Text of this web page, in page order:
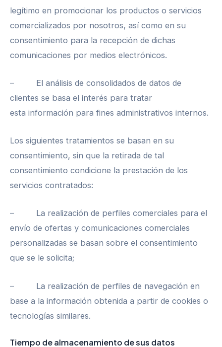
legítimo en promocionar los productos o servicios
comercializados por nosotros, así como en su
consentimiento para la recepción de dichas
comunicaciones por medios electrónicos.
– El análisis de consolidados de datos de
clientes se basa el interés para tratar
esta información para fines administrativos internos.
Los siguientes tratamientos se basan en su
consentimiento, sin que la retirada de tal
consentimiento condicione la prestación de los
servicios contratados:
– La realización de perfiles comerciales para el
envío de ofertas y comunicaciones comerciales
personalizadas se basan sobre el consentimiento
que se le solicita;
– La realización de perfiles de navegación en
base a la información obtenida a partir de cookies o
tecnologías similares.
Tiempo de almacenamiento de sus datos